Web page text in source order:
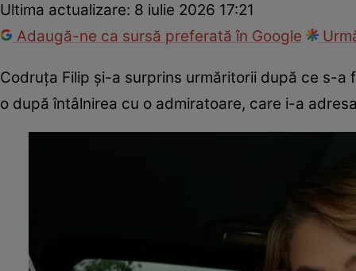
Ultima actualizare: 8 iulie 2026 17:21
Adaugă-ne ca sursă preferată în Google
Codruța Filip și-a surprins urmăritorii după ce s-
o după întâlnirea cu o admiratoare, care i-a